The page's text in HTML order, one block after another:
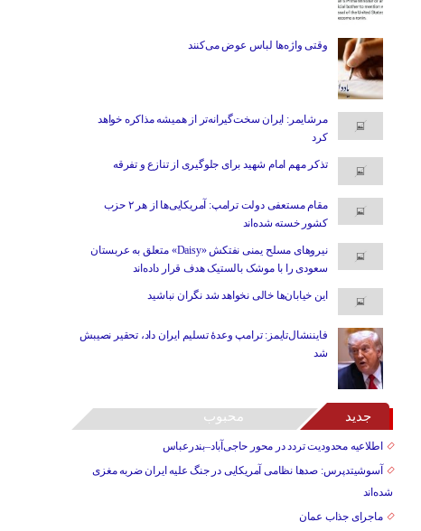
وقتی واژه‌ها لباس عوض می‌کنند
مرشایمر: ایران سخت‌گیرانه‌تر از همیشه مذاکره خواهد
کرد
تذکر مهم امام شهید برای جلوگیری از تنازع و تفرقه
مقام مستعفی دولت ترامپ: آمریکایی‌ها از هر ۲ حزب
کشور خسته شده‌اند
نیروهای مسلح یمنی نفتکش «Daisy» متعلق به عربستان
سعودی را با موشک بالستیک هدف قرار داده‌اند
این خیابان‌ها خالی نخواهد شد نگران نباشید
فایننشال‌تایمز: ترامپ وعدۀ تسلیم ایران داد، تحقیر نصیبش
شد
جدید محبوب
اطلاعیه محدودیت تردد در محور حاجی‌آباد–بندرعباس
آسوشیتدپرس: صدها نظامی آمریکایی در جنگ علیه ایران ضربه مغزی
شده‌اند
ماجرای جذاب عمان